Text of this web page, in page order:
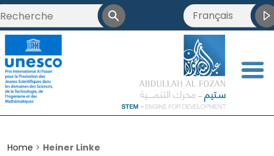
<
Français
العربية
English
简体中文
Home > Heiner Linke